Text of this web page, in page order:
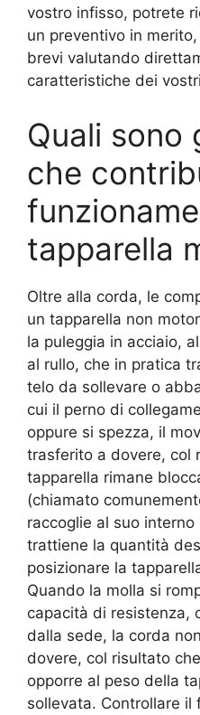
vostro infisso, potrete
un preventivo in
brevi valutando
caratteristiche dei
Quali sono
che
tapparella
Oltre alla corda, le
un tapparella non
la puleggia in acciaio,
al rullo, che in pratica
telo da sollevare o
cui il perno di
oppure si spezza, il
trasferito a dovere, col
tapparella rimane
(chiamato
raccoglie al suo
trattiene la quantità
posizionare la
Quando la molla si
capacità di resistenza,
dalla sede, la corda
dovere, col risultato
opporre al peso della
sollevata. Controllare il